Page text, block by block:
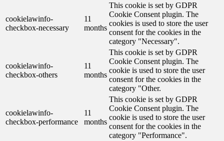
cookielawinfo-
checkbox-necessary
11
months
This cookie is set by GDPR
Cookie Consent plugin. The
cookies is used to store the user
consent for the cookies in the
category "Necessary".
cookielawinfo-
checkbox-others
11
months
This cookie is set by GDPR
Cookie Consent plugin. The
cookie is used to store the user
consent for the cookies in the
category "Other.
cookielawinfo-
checkbox-performance
11
months
This cookie is set by GDPR
Cookie Consent plugin. The
cookie is used to store the user
consent for the cookies in the
category "Performance".